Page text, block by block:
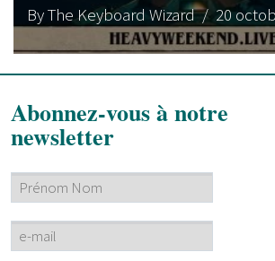
By The Keyboard Wizard/ 20
Abonnez-vous à notre
newsletter